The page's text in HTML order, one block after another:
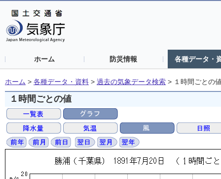
ホーム 防災情報 各種データ・
ホーム > 各種データ・資料 > 過去の気象データ検索 > １時間ごとの
１時間ごとの値